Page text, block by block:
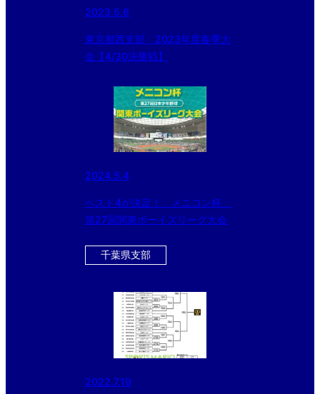
2023.5.6
東京都西支部 2023年度春季大
会【4/30決勝戦】
2024.5.4
ベスト4が決定！ メニコン杯
第27回関東ボーイズリーグ大会
千葉県支部
2022.7.19